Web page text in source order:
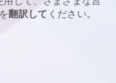
翻訳して ください。